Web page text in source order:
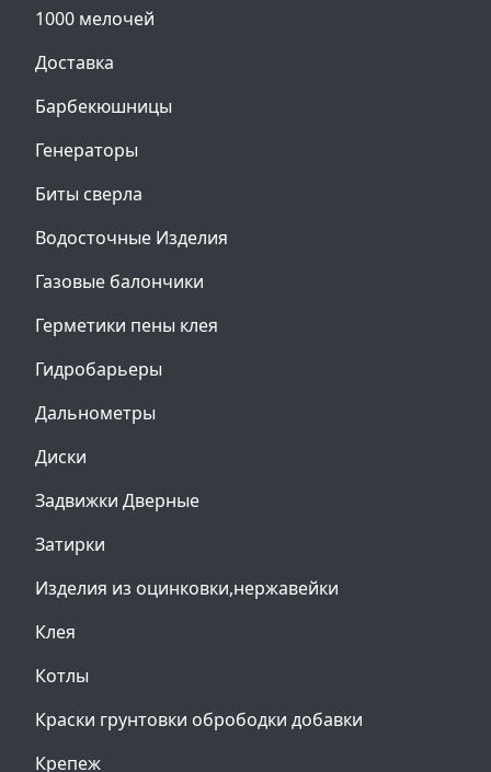
1000 мелочей
Доставка
Барбекюшницы
Генераторы
Биты сверла
Водосточные Изделия
Газовые балончики
Герметики пены клея
Гидробарьеры
Дальнометры
Диски
Задвижки Дверные
Затирки
Изделия из оцинковки,нержавейки
Клея
Котлы
Краски грунтовки обрободки добавки
Крепеж